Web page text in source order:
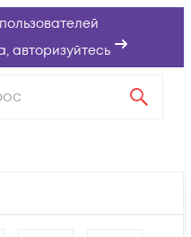
авторизуйтесь